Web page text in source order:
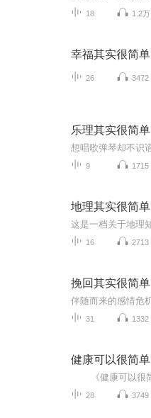
18 1.2万
幸福其实很简单
26 3472
乐理其实很简单
9 1715
地理其实很简单
16 2713
挽回其实很简单
31 1332
健康可以很简单
28 3749